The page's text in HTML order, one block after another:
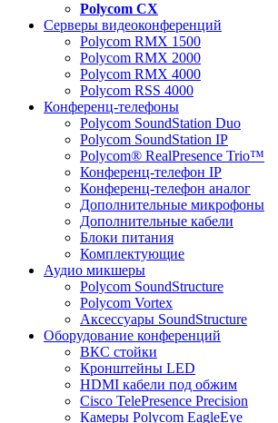
Polycom CX
Серверы видеоконференций
Polycom RMX 1500
Polycom RMX 2000
Polycom RMX 4000
Polycom RSS 4000
Конференц-телефоны
Polycom SoundStation Duo
Polycom SoundStation IP
Polycom® RealPresence Trio™
Конференц-телефон IP
Конференц-телефон аналог
Дополнительные микрофоны
Дополнительные кабели
Блоки питания
Комплектующие
Аудио микшеры
Polycom SoundStructure
Polycom Vortex
Аксессуары SoundStructure
Оборудование конференций
ВКС стойки
Кронштейны LED
HDMI кабели под обжим
Cisco TelePresence Precision
Камеры Polycom EagleEye